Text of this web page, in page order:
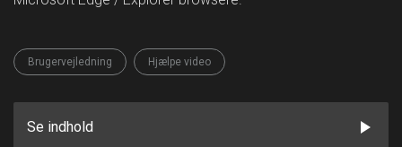
Brugervejledning Hjælpe video
Se indhold play_arrow